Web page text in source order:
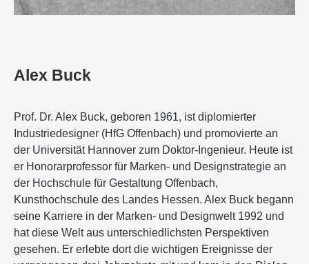
Alex Buck
Prof. Dr. Alex Buck, geboren 1961, ist diplomierter
Industriedesigner (HfG Offenbach) und promovierte an
der Universität Hannover zum Doktor-Ingenieur. Heute ist
er Honorarprofessor für Marken- und Designstrategie an
der Hochschule für Gestaltung Offenbach,
Kunsthochschule des Landes Hessen. Alex Buck begann
seine Karriere in der Marken- und Designwelt 1992 und
hat diese Welt aus unterschiedlichsten Perspektiven
gesehen. Er erlebte dort die wichtigen Ereignisse der